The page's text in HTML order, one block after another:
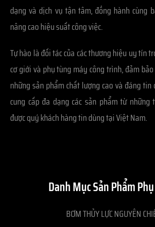
dạng và dịch vụ tận tâm, đồng hành cùng
nâng cao hiệu suất công việc.
Tự hào là đối tác của các thương hiệu uy tín
cơ giới và phụ tùng máy công trình, đảm
những sản phẩm chất lượng cao và đáng tin
cung cấp đa dạng các sản phẩm từ
được quý khách hàng tin dùng tại Việt Nam.
Danh Mục Sản Phẩm
BƠM THỦY LỰC NGUYÊN